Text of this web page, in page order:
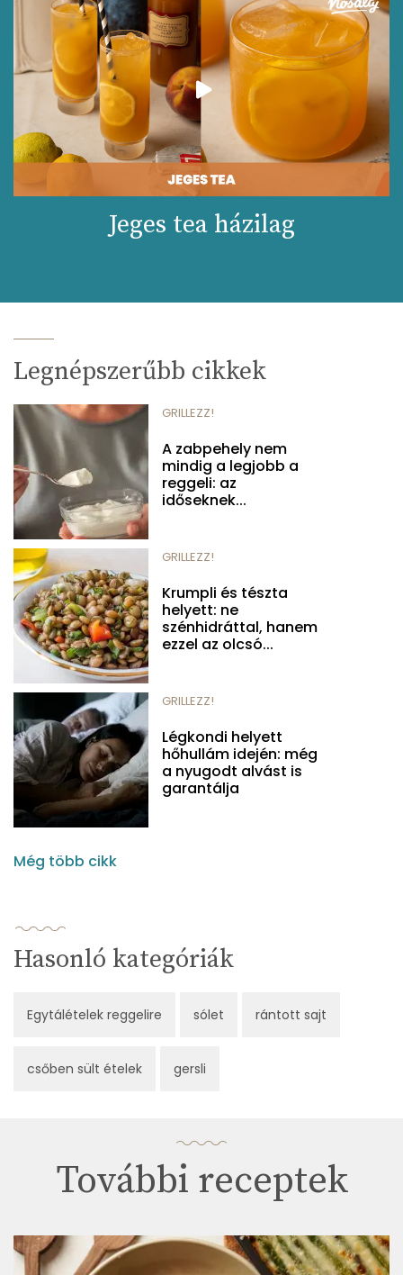
Jeges tea házilag
Legnépszerűbb cikkek
GRILLEZZ!
A zabpehely nem
mindig a legjobb a
reggeli: az
időseknek...
GRILLEZZ!
Krumpli és tészta
helyett: ne
szénhidráttal, hanem
ezzel az olcsó...
GRILLEZZ!
Légkondi helyett
hőhullám idején: még
a nyugodt alvást is
garantálja
Még több cikk
Hasonló kategóriák
Egytálételek reggelire sólet rántott sajt
csőben sült ételek gersli
További receptek